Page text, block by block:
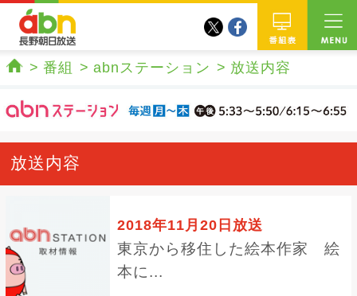
twitterfacebook
番組 abnステーション 放送内容
放送内容
2018年11月20日放送
東京から移住した絵本作家 絵
本に...